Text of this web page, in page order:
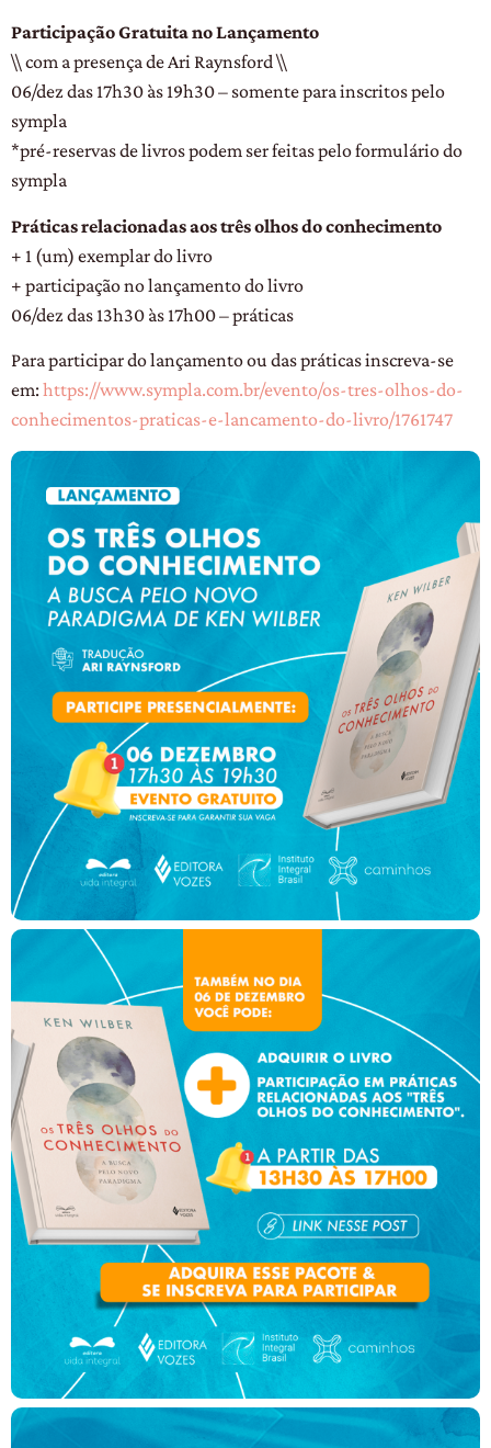
Participação Gratuita no Lançamento
\\ com a presença de Ari Raynsford \\
06/dez das 17h30 às 19h30 – somente para inscritos pelo
sympla
*pré-reservas de livros podem ser feitas pelo formulário do
sympla
Práticas relacionadas aos três olhos do conhecimento
+ 1 (um) exemplar do livro
+ participação no lançamento do livro
06/dez das 13h30 às 17h00 – práticas
Para participar do lançamento ou das práticas inscreva-se
em:https://www.sympla.com.br/evento/os-tres-olhos-do-
conhecimentos-praticas-e-lancamento-do-livro/1761747